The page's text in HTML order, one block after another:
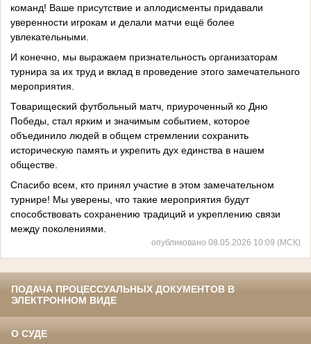
команд! Ваше присутствие и аплодисменты придавали
уверенности игрокам и делали матчи ещё более
увлекательными.
И конечно, мы выражаем признательность организаторам
турнира за их труд и вклад в проведение этого замечательного
мероприятия.
Товарищеский футбольный матч, приуроченный ко Дню
Победы, стал ярким и значимым событием, которое
объединило людей в общем стремлении сохранить
историческую память и укрепить дух единства в нашем
обществе.
Спасибо всем, кто принял участие в этом замечательном
турнире! Мы уверены, что такие мероприятия будут
способствовать сохранению традиций и укреплению связи
между поколениями.
опубликовано 08.05.2026 10:09 (МСК)
ПОДАЧА ПРОЦЕССУАЛЬНЫХ ДОКУМЕНТОВ В
ЭЛЕКТРОННОМ ВИДЕ
О СУДЕ